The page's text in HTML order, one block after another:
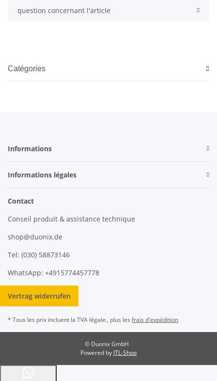
question concernant l'article
Catégories
Informations
Informations légales
Contact
Conseil produit & assistance technique
shop@duonix.de
Tel: (030) 58873146
WhatsApp: +4915774457778
Vertrag widerrufen
* Tous les prix incluent la TVA légale., plus les frais d'expédition
© Duonix GmbH
Powered by JTL-Shop